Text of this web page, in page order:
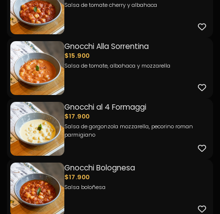
Salsa de tomate cherry y albahaca
Gnocchi Alla Sorrentina
$15.900
Salsa de tomate, albahaca y mozzarella
Gnocchi al 4 Formaggi
$17.900
Salsa de gorgonzola mozzarella, pecorino roman
parmigiano
Gnocchi Bolognesa
$17.900
Salsa boloñesa